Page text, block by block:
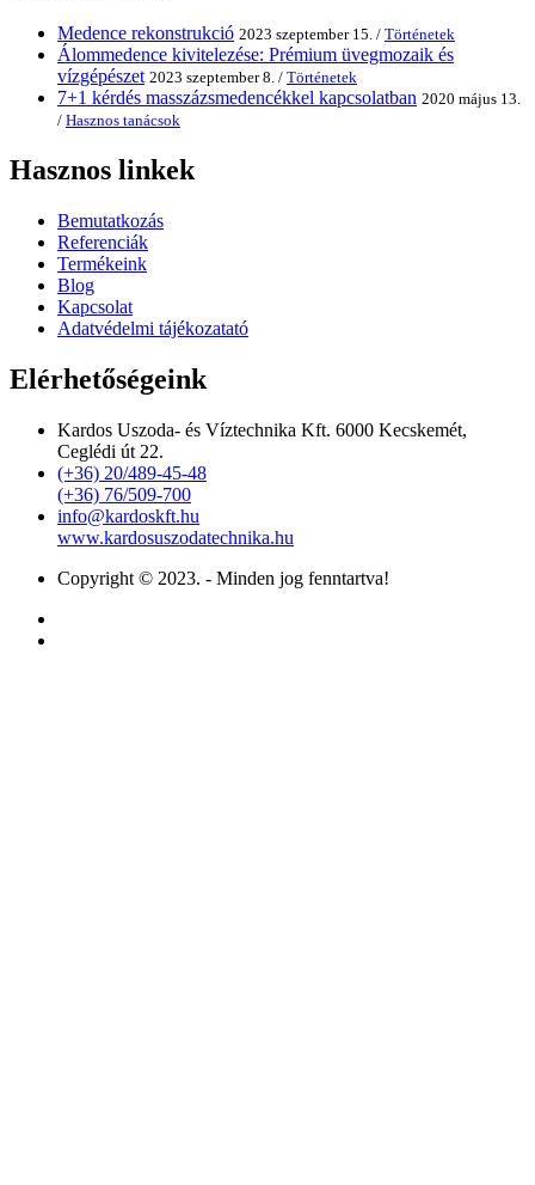
Medence rekonstrukció 2023 szeptember 15. / Történetek
Álommedence kivitelezése: Prémium üvegmozaik és
vízgépészet 2023 szeptember 8. / Történetek
7+1 kérdés masszázsmedencékkel kapcsolatban 2020 május 13.
/ Hasznos tanácsok
Hasznos linkek
Bemutatkozás
Referenciák
Termékeink
Blog
Kapcsolat
Adatvédelmi tájékozatató
Elérhetőségeink
Kardos Uszoda- és Víztechnika Kft. 6000 Kecskemét,
Ceglédi út 22.
(+36) 20/489-45-48
(+36) 76/509-700
info@kardoskft.hu
www.kardosuszodatechnika.hu
Copyright © 2023. - Minden jog fenntartva!